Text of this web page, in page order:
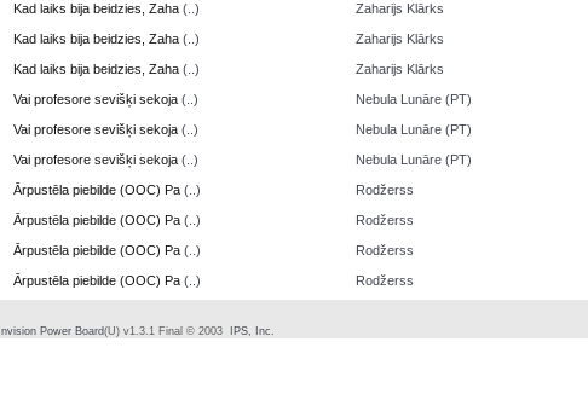
Kad laiks bija beidzies, Zaha (..) Zaharijs Klārks
Kad laiks bija beidzies, Zaha (..) Zaharijs Klārks
Kad laiks bija beidzies, Zaha (..) Zaharijs Klārks
Vai profesore sevišķi sekoja (..) Nebula Lunāre (PT)
Vai profesore sevišķi sekoja (..) Nebula Lunāre (PT)
Vai profesore sevišķi sekoja (..) Nebula Lunāre (PT)
Ārpustēla piebilde (OOC) Pa (..) Rodžerss
Ārpustēla piebilde (OOC) Pa (..) Rodžerss
Ārpustēla piebilde (OOC) Pa (..) Rodžerss
Ārpustēla piebilde (OOC) Pa (..) Rodžerss
Invision Power Board(U) v1.3.1 Final © 2003 IPS, Inc.